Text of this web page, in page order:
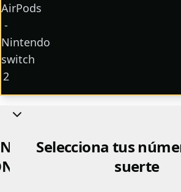
AirPods
-
Nintendo
switch
2
Buscar número
Selecciona tus
suerte